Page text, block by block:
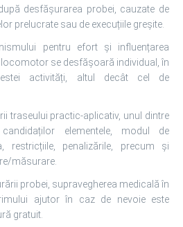
desfășurarea probei, cauzate de
prelucrate sau de execuțiile greșite.
pentru efort și influențarea
se desfășoară individual, în
activități, altul decât cel de
traseului practic-aplicativ, unul dintre
elementele, modul de
restricțiile, penalizările, precum și
măsurare.
probei, supravegherea medicală în
ajutor în caz de nevoie este
gratuit.